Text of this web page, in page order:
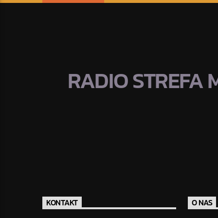
RADIO STREFA
KONTAKT O NAS